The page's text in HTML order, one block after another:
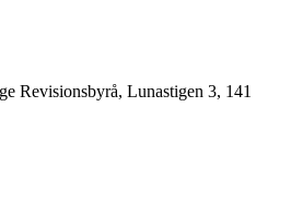
Revisionsbyrå, Lunastigen 3, 141